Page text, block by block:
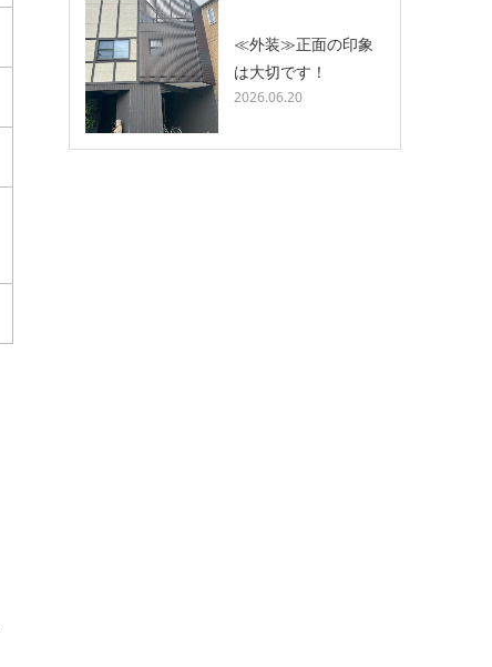
≪外装≫正面の印象
は大切です！
2026.06.20